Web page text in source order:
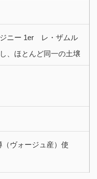
ニー 1er レ・ザムル
、ほとんど同一の土壌
（ヴォージュ産）使